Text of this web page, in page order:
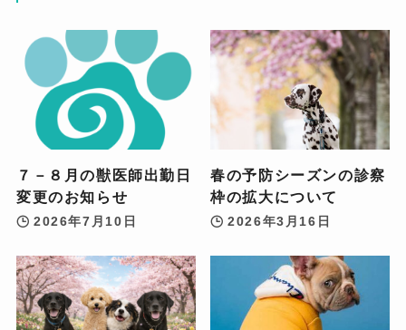
７－８月の獣医師出勤日
変更のお知らせ
2026年7月10日
春の予防シーズンの診察
枠の拡大について
2026年3月16日